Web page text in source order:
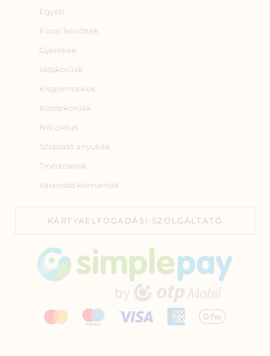
Egyéb
Fiatal felnőttek
Gyerekek
Időskorúak
Kisgyermekek
Középkorúak
Női ciklus
Szoptató anyukák
Tinédzserek
Várandós kismamák
KÁRTYAELFOGADÁSI SZOLGÁLTATÓ